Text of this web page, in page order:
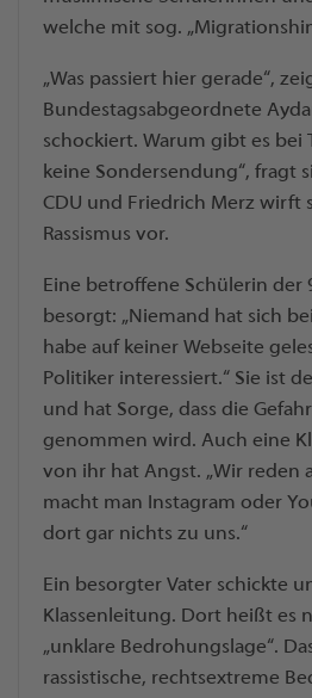
welche mit sog.
„Was passiert hier gerade“,
Bundestagsabgeordnete
schockiert. Warum gibt es bei
keine Sondersendung“, fragt
CDU und Friedrich Merz wirft
Rassismus vor.
Eine betroffene Schülerin der
besorgt: „Niemand hat sich
habe auf keiner Webseite
Politiker interessiert.“ Sie ist
und hat Sorge, dass die
genommen wird. Auch eine
von ihr hat Angst. „Wir reden
macht man Instagram oder
dort gar nichts zu uns.“
Ein besorgter Vater schickte
Klassenleitung. Dort heißt es
„unklare Bedrohungslage“.
rassistische, rechtsextreme